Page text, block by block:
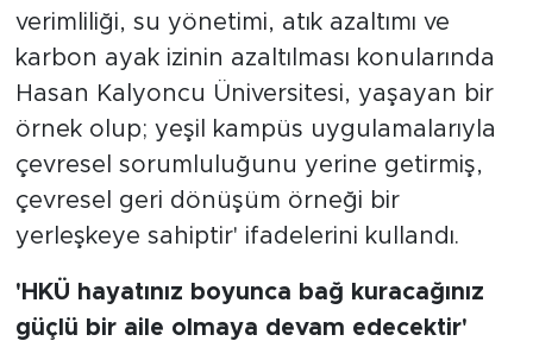
verimliliği, su yönetimi, atık azaltımı ve
karbon ayak izinin azaltılması konularında
Hasan Kalyoncu Üniversitesi, yaşayan bir
örnek olup; yeşil kampüs uygulamalarıyla
çevresel sorumluluğunu yerine getirmiş,
çevresel geri dönüşüm örneği bir
yerleşkeye sahiptir' ifadelerini kullandı.
'HKÜ hayatınız boyunca bağ kuracağınız
güçlü bir aile olmaya devam edecektir'